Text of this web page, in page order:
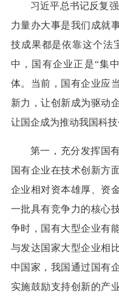
习近平总书记反复
力量办大事是我们成就
技成果都是依靠这个法
中，国有企业正是“集
体。当前，国有企业应
新力，让创新成为驱动
让国企成为推动我国科技
第一，充分发挥国
国有企业在技术创新方
企业相对资本雄厚、资
一批具有竞争力的核心
争时，国有大型企业有
与发达国家大型企业相
中国家，我国通过国有
实施鼓励支持创新的产